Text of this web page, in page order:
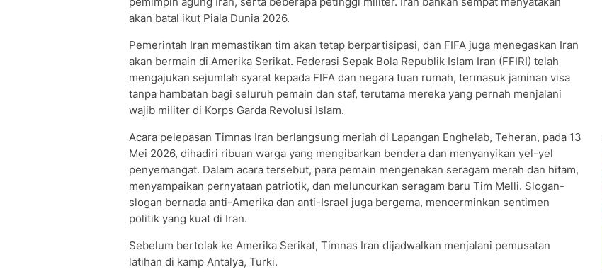
akan batal ikut Piala Dunia 2026.
Pemerintah Iran memastikan tim akan tetap berpartisipasi, dan FIFA juga menegaskan Iran
akan bermain di Amerika Serikat. Federasi Sepak Bola Republik Islam Iran (FFIRI) telah
mengajukan sejumlah syarat kepada FIFA dan negara tuan rumah, termasuk jaminan visa
tanpa hambatan bagi seluruh pemain dan staf, terutama mereka yang pernah menjalani
wajib militer di Korps Garda Revolusi Islam.
Acara pelepasan Timnas Iran berlangsung meriah di Lapangan Enghelab, Teheran, pada 13
Mei 2026, dihadiri ribuan warga yang mengibarkan bendera dan menyanyikan yel-yel
penyemangat. Dalam acara tersebut, para pemain mengenakan seragam merah dan hitam,
menyampaikan pernyataan patriotik, dan meluncurkan seragam baru Tim Melli. Slogan-
slogan bernada anti-Amerika dan anti-Israel juga bergema, mencerminkan sentimen
politik yang kuat di Iran.
Sebelum bertolak ke Amerika Serikat, Timnas Iran dijadwalkan menjalani pemusatan
latihan di kamp Antalya, Turki.